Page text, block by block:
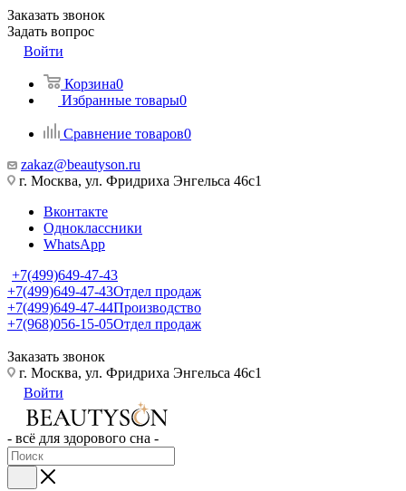
Заказать звонок
Задать вопрос
Войти
Корзина0
Избранные товары0
Сравнение товаров0
zakaz@beautyson.ru
г. Москва, ул. Фридриха Энгельса 46с1
Вконтакте
Одноклассники
WhatsApp
+7(499)649-47-43
+7(499)649-47-43Отдел продаж
+7(499)649-47-44Производство
+7(968)056-15-05Отдел продаж
Заказать звонок
г. Москва, ул. Фридриха Энгельса 46с1
Войти
- всё для здорового сна -